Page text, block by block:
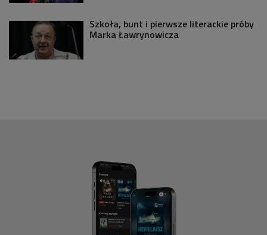
Szkoła, bunt i pierwsze literackie próby
Marka Ławrynowicza